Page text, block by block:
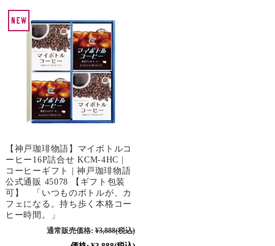
【神戸珈琲物語】マイボトルコ
ーヒー16P詰合せ KCM-4HC |
コーヒーギフト | 神戸珈琲物語
公式通販 45078 【ギフト包装
可】 「いつものボトルが、カ
フェになる。持ち歩く本格コー
ヒー時間。」
通常販売価格: ¥3,888(税込)